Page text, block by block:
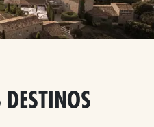
DESTINOS